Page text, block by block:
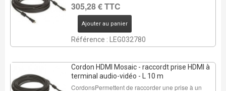
305,28 € TTC
Ajouter au panier
Référence : LEG032780
Cordon HDMI Mosaic - raccordt prise HDMI à
terminal audio-vidéo - L 10 m
CordonsPermettent de raccorder une prise à un